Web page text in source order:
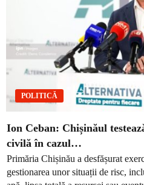
POLITICĂ
Ion Ceban: Chișinăul
civilă în cazul…
Primăria Chișinău a desfășurat
gestionarea unor situații de risc,